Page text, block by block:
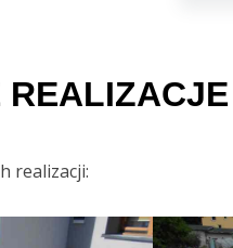
REALIZACJE
realizacji: